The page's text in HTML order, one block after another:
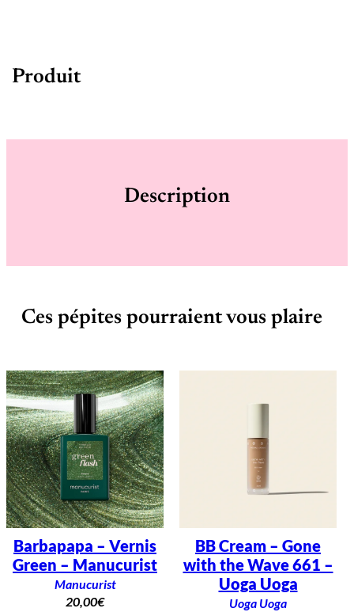
Produit
Description
Ces pépites pourraient vous plaire
Barbapapa – Vernis
Green – Manucurist
Manucurist
20,00€
BB Cream – Gone
with the Wave 661 –
Uoga Uoga
Uoga Uoga